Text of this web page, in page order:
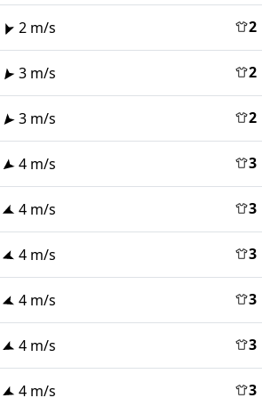
2 m/s 2
3 m/s 2
3 m/s 2
4 m/s 3
4 m/s 3
4 m/s 3
4 m/s 3
4 m/s 3
4 m/s 3